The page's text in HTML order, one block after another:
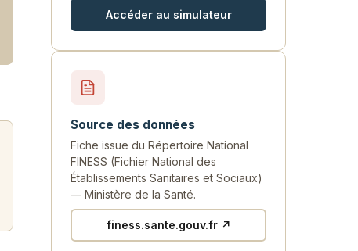
Accéder au simulateur
Source des données
Fiche issue du Répertoire National
FINESS (Fichier National des
Établissements Sanitaires et Sociaux)
— Ministère de la Santé.
finess.sante.gouv.fr ↗